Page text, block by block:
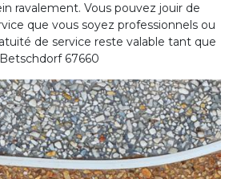
ravalement. Vous pouvez jouir de
que vous soyez professionnels ou
de service reste valable tant que
67660